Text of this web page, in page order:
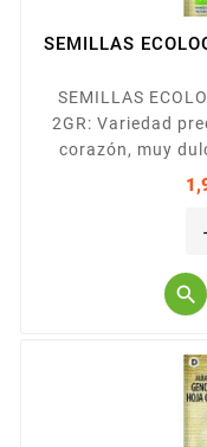
SEMILLAS
SEMILLAS
2GR: Variedad
corazón, muy
cilíndrica
